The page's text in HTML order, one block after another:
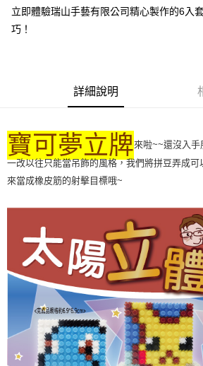
全家取貨付款
每筆NT$60，滿NT$1,500(含以上)免運費
付款後7-11取貨
每筆NT$60，滿NT$1,500(含以上)免運費
每筆NT$130，滿NT$2,000(含以上)免運費
國家/地區配送-香港(順豐快遞)
立即體驗瑞山手藝有限公司精心製作的6入
巧！
詳細說明
寶可夢立牌來啦~~還沒入
一改以往只能當吊飾的風格，我們將拼豆弄成
來當成橡皮筋的射擊目標哦~